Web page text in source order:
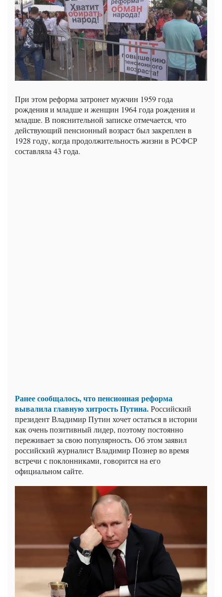
При этом реформа затронет мужчин 1959 года
рождения и младше и женщин 1964 года рождения и
младше. В пояснительной записке отмечается, что
действующий пенсионный возраст был закреплен в
1928 году, когда продолжительность жизни в РСФСР
составляла 43 года.
Ранее сообщалось, что пенсионная реформа
вывалила главную хитрость Путина.Российский
президент Владимир Путин хочет остаться в истории
как очень позитивный лидер, поэтому постоянно
переживает за свою популярность. Об этом заявил
российский журналист Владимир Познер во время
встречи с поклонниками, говорится на его
официальном сайте.